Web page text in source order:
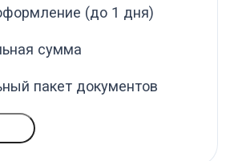
(до 1 дня)
сумма
пакет документов